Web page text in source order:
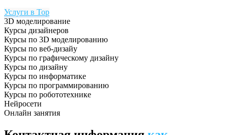
Услуги в Top
3D моделирование
Курсы дизайнеров
Курсы по 3D моделированию
Курсы по веб-дизайу
Курсы по графическому дизайну
Курсы по дизайну
Курсы по информатике
Курсы по программированию
Курсы по робототехнике
Нейросети
Онлайн занятия